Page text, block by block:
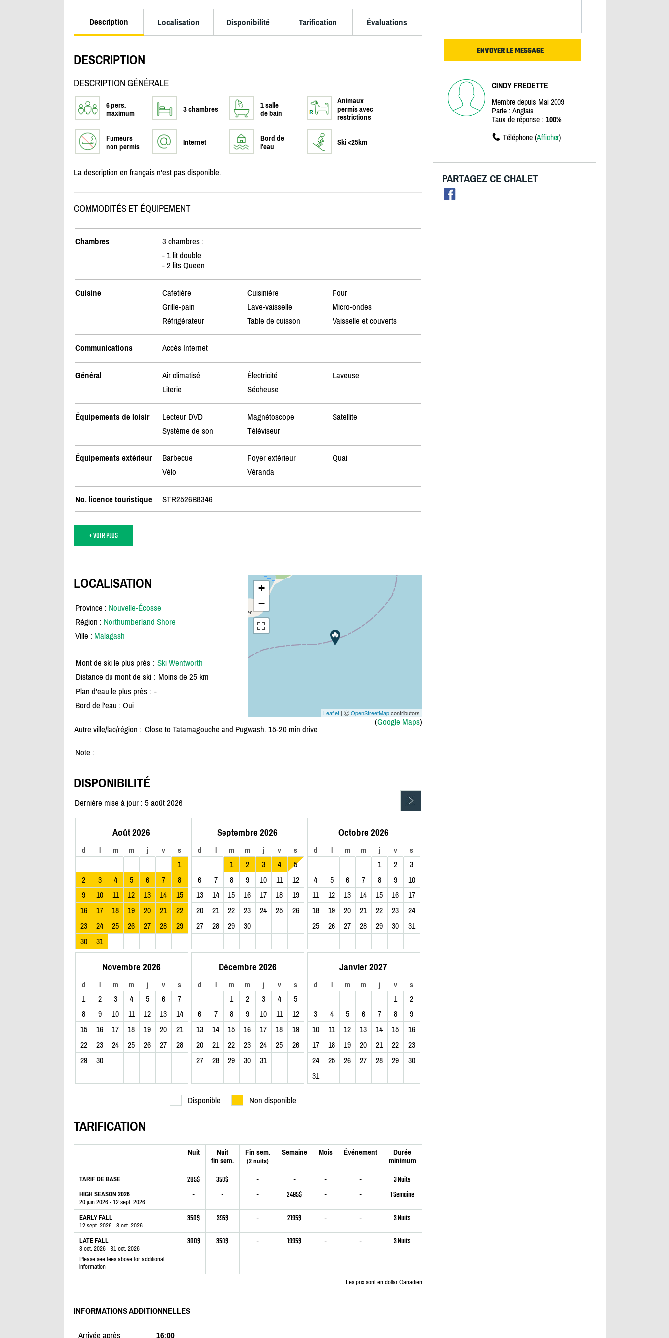
Description Localisation Disponibilité Tarification Évaluations
DESCRIPTION
DESCRIPTION GÉNÉRALE
6 pers.
maximum
3 chambres
1 salle
de bain
Animaux
permis avec
restrictions
Fumeurs
non permis
Internet
Bord de
l'eau
Ski <25km
La description en français n'est pas disponible.
COMMODITÉS ET ÉQUIPEMENT
Chambres
3 chambres :
- 1 lit double
- 2 lits Queen
Cuisine Cafetière Cuisinière
Four
Grille-pain
Lave-vaisselle
Micro-ondes
Réfrigérateur
Table de cuisson Vaisselle et couverts
Communications Accès Internet
Général Air climatisé Électricité
Laveuse
Literie
Sécheuse
Équipements de loisir Lecteur DVD Magnétoscope
Satellite
Système de son
Téléviseur
Équipements extérieur Barbecue Foyer extérieur
Quai
Vélo
Véranda
No. licence touristique STR2526B8346
+ VOIR PLUS
+
−
Leaflet| ⒸOpenStreetMapcontributors
(Google Maps)
LOCALISATION
Province : Nouvelle-Écosse
Région : Northumberland Shore
Ville : Malagash
Mont de ski le plus près : Ski Wentworth
Distance du mont de ski : Moins de 25 km
Plan d'eau le plus près : -
Bord de l'eau : Oui
Autre ville/lac/région : Close to Tatamagouche and Pugwash. 15-20 min drive
Note :
DISPONIBILITÉ
Dernière mise à jour : 5 août 2026
Août 2026
d l m m j v s
1
2
3 4 5 6 7
8
9
10 11 12 13 14
15
16
17 18 19 20 21
22
23
24 25 26 27 28
29
30
31
Septembre 2026
d l m m j v s
1 2 3 4
5
6
7 8 9 10 11
12
13
14 15 16 17 18
19
20
21 22 23 24 25
26
27
28 29 30
Octobre 2026
d l m m j v s
1 2
3
4
5 6 7 8 9
10
11
12 13 14 15 16
17
18
19 20 21 22 23
24
25
26 27 28 29 30 31
Novembre 2026
d l m m j v s
1 2 3 4 5 6
7
8
9 10 11 12 13
14
15
16 17 18 19 20
21
22
23 24 25 26 27
28
29
30
Décembre 2026
d l m m j v s
1 2 3 4
5
6
7 8 9 10 11
12
13
14 15 16 17 18
19
20
21 22 23 24 25
26
27
28 29 30 31
Janvier 2027
d l m m j v s
1
2
3
4 5 6 7 8
9
10
11 12 13 14 15
16
17
18 19 20 21 22
23
24
25 26 27 28 29
30
31
Disponible Non disponible
TARIFICATION
Nuit
Nuit
fin sem.
Fin sem.
(2 nuits)
Semaine Mois Événement
Durée
minimum
TARIF DE BASE 285$ 350$ - - - - 3 Nuits
HIGH SEASON 2026
20 juin 2026 - 12 sept. 2026
- - - 2495$ - - 1 Semaine
EARLY FALL
12 sept. 2026 - 3 oct. 2026
350$ 395$ - 2195$ - - 3 Nuits
LATE FALL
3 oct. 2026 - 31 oct. 2026
Please see fees above for additional
information
300$ 350$ - 1995$ - - 3 Nuits
Les prix sont en dollar Canadien
INFORMATIONS ADDITIONNELLES
Arrivée après 16:00
CINDY FREDETTE
Membre depuis Mai 2009
Parle : Anglais
Taux de réponse : 100%
Téléphone (Afficher)
PARTAGEZ CE CHALET